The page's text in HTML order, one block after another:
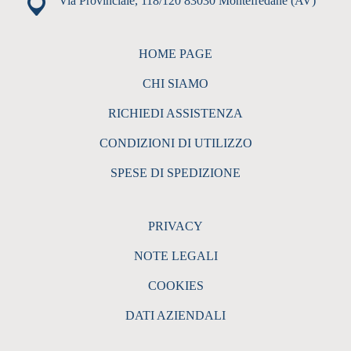
HOME PAGE
CHI SIAMO
RICHIEDI ASSISTENZA
CONDIZIONI DI UTILIZZO
SPESE DI SPEDIZIONE
PRIVACY
NOTE LEGALI
COOKIES
DATI AZIENDALI